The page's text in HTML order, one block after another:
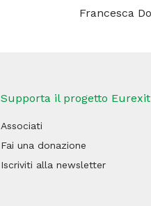
Francesca
Supporta il progetto Eurexit
Associati
Fai una donazione
Iscriviti alla newsletter